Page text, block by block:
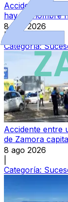
Accidente en
hay un hombre
8 ago 2026
|
Categoría:
Accidente entre
de Zamora
8 ago 2026
Categoría: